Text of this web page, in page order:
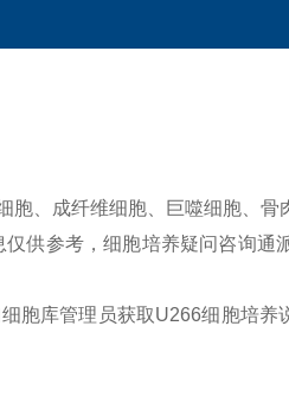
、成纤维细胞、巨噬细胞、骨
供参考，细胞培养疑问咨询通
胞库管理员获取U266细胞培